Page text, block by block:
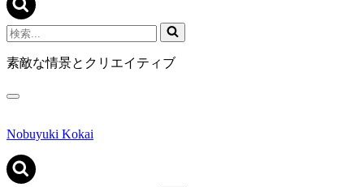
検
索...
素敵な情景とクリエイティブ
ナ
ゲ
シ
ョ
Nobuyuki Kokai